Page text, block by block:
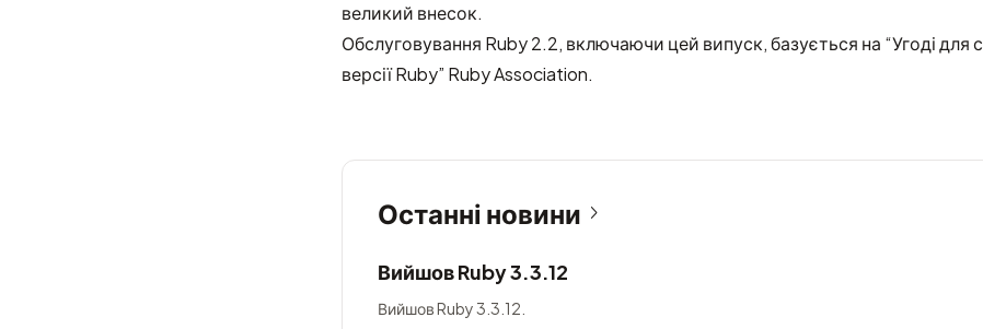
великий внесок.
Обслуговування Ruby 2.2, включаючи цей випуск, базується на “Угоді для
версії Ruby” Ruby Association.
Останні новини
Вийшов Ruby 3.3.12
Вийшов Ruby 3.3.12.